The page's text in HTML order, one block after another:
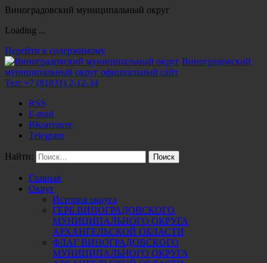
Виноградовский муниципальный округ
Loading ...
Перейти к содержимому
Виноградовский
муниципальный округ официальный сайт
Тел: +7 (81831) 2-12-34
RSS
E-mail
ВКонтакте
Telegram
Найти:
Главная
Округ
История округа
ГЕРБ ВИНОГРАДОВСКОГО
МУНИЦИПАЛЬНОГО ОКРУГА
АРХАНГЕЛЬСКОЙ ОБЛАСТИ
ФЛАГ ВИНОГРАДОВСКОГО
МУНИЦИПАЛЬНОГО ОКРУГА